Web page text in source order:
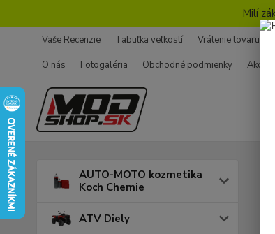
Milí
Vaše Recenzie Tabuľka veľkostí Vrátenie tovaru -
O nás
Fotogaléria Obchodné podmienky Ako
AUTO-MOTO kozmetika
Koch Chemie
ATV Diely